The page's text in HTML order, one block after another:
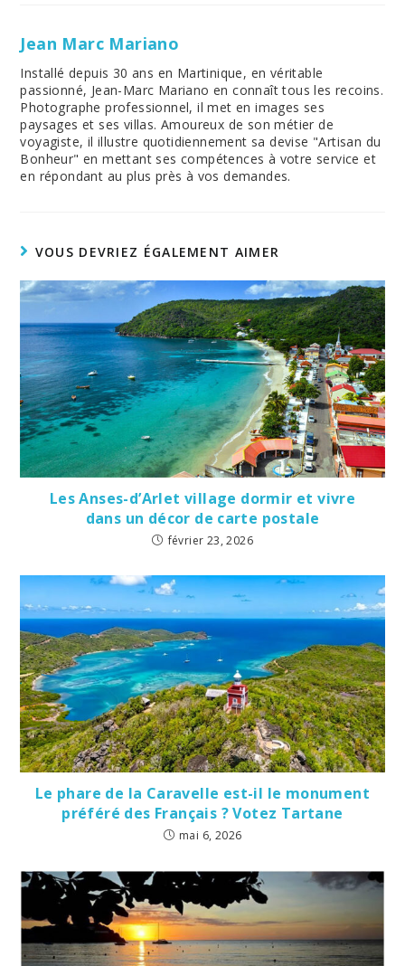
Jean Marc Mariano
Installé depuis 30 ans en Martinique, en véritable
passionné, Jean-Marc Mariano en connaît tous les recoins.
Photographe professionnel, il met en images ses
paysages et ses villas. Amoureux de son métier de
voyagiste, il illustre quotidiennement sa devise "Artisan du
Bonheur" en mettant ses compétences à votre service et
en répondant au plus près à vos demandes.
VOUS DEVRIEZ ÉGALEMENT AIMER
Les Anses-d’Arlet village dormir et vivre
dans un décor de carte postale
février 23, 2026
Le phare de la Caravelle est-il le monument
préféré des Français ? Votez Tartane
mai 6, 2026